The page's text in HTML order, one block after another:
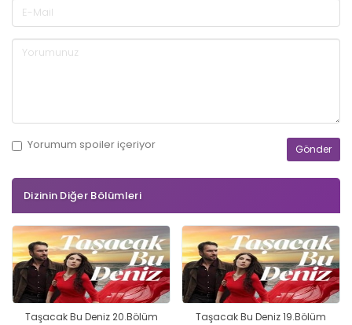
Yorumum spoileriçeriyor
Dizinin Diğer Bölümleri
Taşacak Bu Deniz 20.Bölüm Taşacak Bu Deniz 19.Bölüm